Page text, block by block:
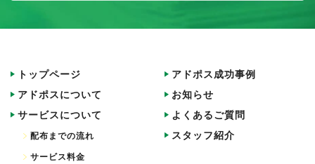
トップページ
アドポスについて
サービスについて
配布までの流れ
サービス料金
アドポス成功事例
お知らせ
よくあるご質問
スタッフ紹介